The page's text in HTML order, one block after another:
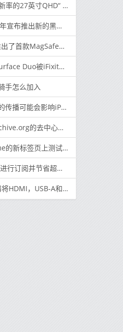
Ergo”显示器，价格为450美元
出新的黑莓 5G手机
款MagSafe供电配件
Duo被iFixit团队拆解
手怎么加入
iPhone SE2（临时）的批量生产
的去中心化版本
上测试是否添加购物广告卡
并节省超过2.5亿美元
缺少的端口重新连接到Mac和iPad Pro